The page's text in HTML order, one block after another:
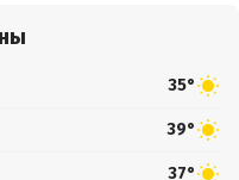
35°
39°
37°